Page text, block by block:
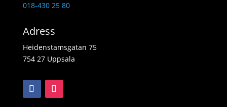
018-430 25 80
Adress
Heidenstamsgatan 75
754 27 Uppsala